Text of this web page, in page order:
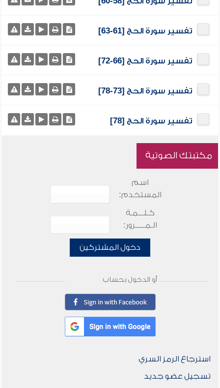
تفسير سورة الحج [61-63]
تفسير سورة الحج [66-72]
تفسير سورة الحج [73-78]
تفسير سورة الحج [78]
مكتبتك الصوتية
اسم
المستخدم:
كـلـــمـة
الـمـــــرور:
دخول المشتركين
أو الدخول بحساب
استرجاع الرمز السري
تسجيل عضو جديد